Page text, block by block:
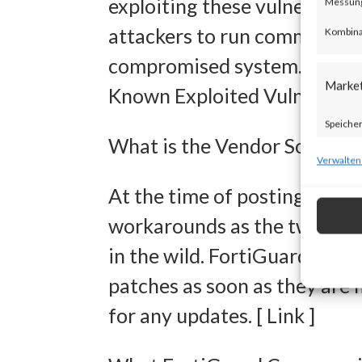
zur
exploiting these
attackers to run commands
compromised system. Both
Known Exploited
What is the Vendor Solution?
At the time of posting,
workarounds as the two
in the wild. FortiGuard Labs
patches as soon as they
for any updates. [ Link ]